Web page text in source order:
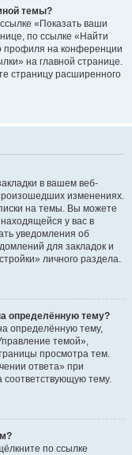
темы?
«Показать ваши
по ссылке «Найти
профиля на конференции
на главной странице.
страницу расширенного
в вашем веб-
изменениях.
на темы. Вы можете
у вас в
уведомления об
для закладок и
личного раздела.
определённую тему?
определённую тему,
темой»,
просмотра тем.
ответа» при
тему.
по ссылке